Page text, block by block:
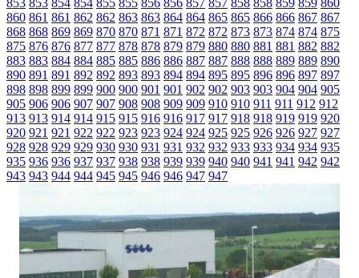
853 853 854 854 855 855 856 856 857 857 858 858 859 859 860
860 861 861 862 862 863 863 864 864 865 865 866 866 867 867
868 868 869 869 870 870 871 871 872 872 873 873 874 874 875
875 876 876 877 877 878 878 879 879 880 880 881 881 882 882
883 883 884 884 885 885 886 886 887 887 888 888 889 889 890
890 891 891 892 892 893 893 894 894 895 895 896 896 897 897
898 898 899 899 900 900 901 901 902 902 903 903 904 904 905
905 906 906 907 907 908 908 909 909 910 910 911 911 912 912
913 913 914 914 915 915 916 916 917 917 918 918 919 919 920
920 921 921 922 922 923 923 924 924 925 925 926 926 927 927
928 928 929 929 930 930 931 931 932 932 933 933 934 934 935
935 936 936 937 937 938 938 939 939 940 940 941 941 942 942
943 943 944 944 945 945 946 946 947 947